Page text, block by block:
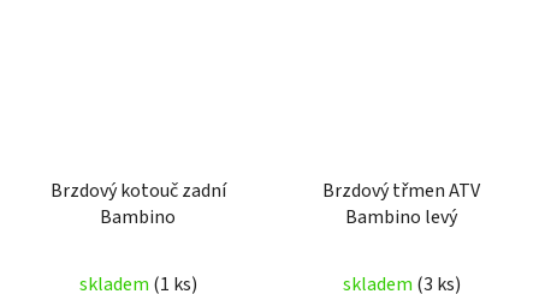
Brzdový kotouč zadní
Bambino
skladem (1 ks)
Brzdový třmen ATV
Bambino levý
skladem (3 ks)